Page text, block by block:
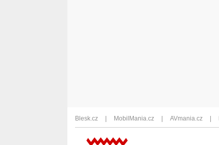
Blesk.cz MobilMania.cz AVmania.cz